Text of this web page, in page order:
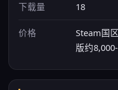
下载量 18
价格
Steam国
版约